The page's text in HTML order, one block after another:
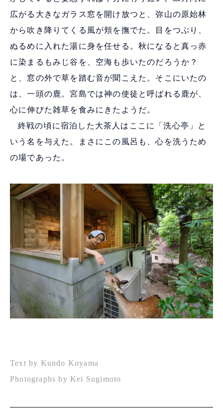
広がる大きなガラス窓を開け放つと、弥山の原始林
から吹き降りてくる風が頬を撫でた。目をつぶり、
ぬるめに入れた湯に身を任せる。秋になると真っ赤
に染まるもみじ谷を、空海も歩いたのだろうか？
と、窓の外で草を踏む音が聞こえた。そこにいたの
は、一頭の鹿。宮島では神の使徒と呼ばれる鹿が、
心に伸びた雑草を食みにきたようだ。
終戦の頃に宿泊した大茶人はここに「洗心亭」と
いう名を与えた。まさにこの風呂も、心を洗うため
の場であった。
Text by Kundo Koyama
Photographs by Kei Sugimoto